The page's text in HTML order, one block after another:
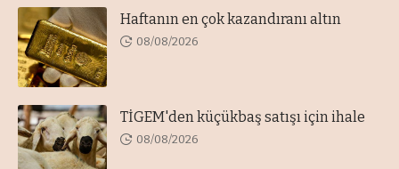
Haftanın en çok kazandıranı altın
08/08/2026
TİGEM'den küçükbaş satışı için ihale
08/08/2026